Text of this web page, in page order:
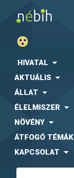
HIVATAL
AKTUÁLIS
ÁLLAT
ÉLELMISZER
NÖVÉNY
ÁTFOGÓ TÉMÁK
KAPCSOLAT